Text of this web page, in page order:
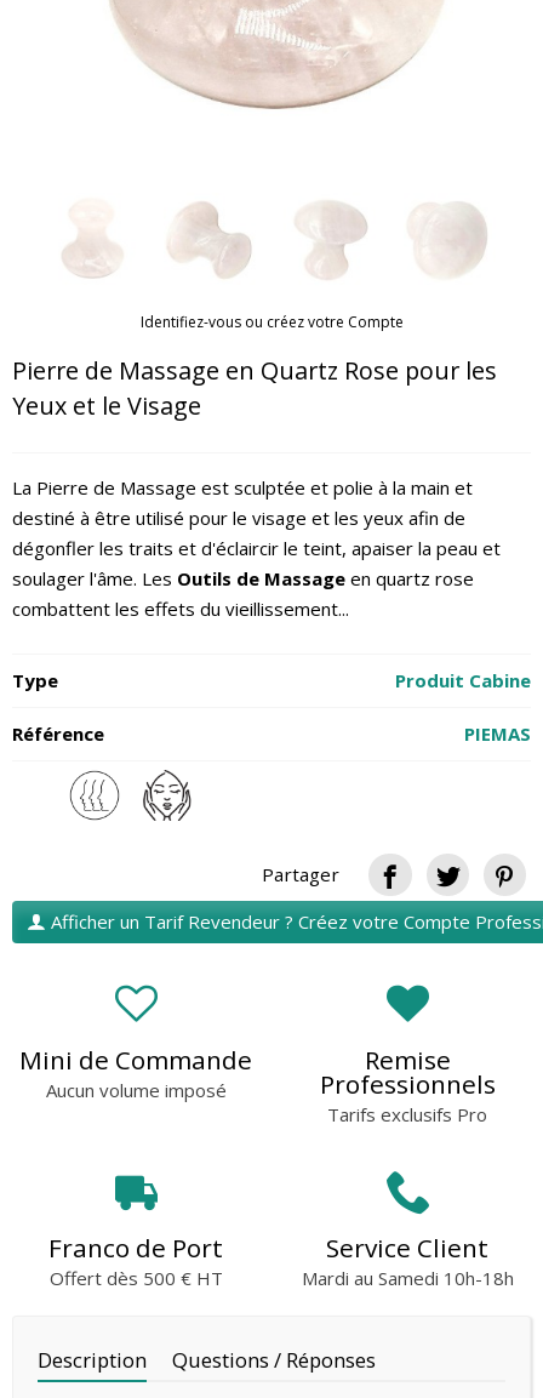
Identifiez-vous ou créez votre Compte
Pierre de Massage en Quartz Rose pour les
Yeux et le Visage
La Pierre de Massage est sculptée et polie à la main et
destiné à être utilisé pour le visage et les yeux afin de
dégonfler les traits et d'éclaircir le teint, apaiser la peau et
soulager l'âme. Les Outils de Massage en quartz rose
combattent les effets du vieillissement...
Type Produit Cabine
Référence PIEMAS
Partager
Afficher un Tarif Revendeur ? Créez votre Compte
Mini de Commande
Aucun volume imposé
Remise
Professionnels
Tarifs exclusifs Pro
Franco de Port
Offert dès 500 € HT
Service Client
Mardi au Samedi 10h-18h
Description Questions / Réponses